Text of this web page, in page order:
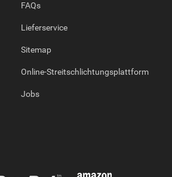
FAQs
Lieferservice
Sitemap
Online-Streitschlichtungsplattform
Jobs